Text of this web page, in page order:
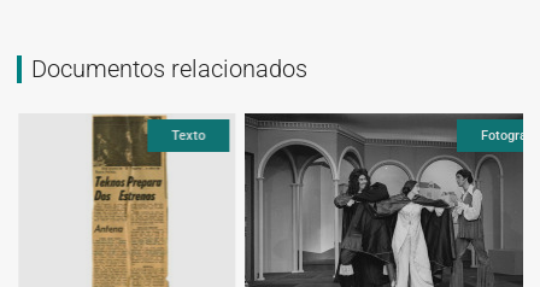
Documentos relacionados
Texto